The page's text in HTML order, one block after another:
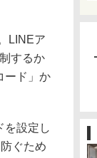
LINEア
するか
ード」か
を設定し
ぐため